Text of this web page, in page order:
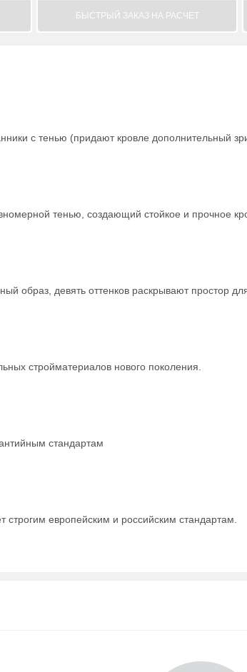
БЫСТРЫЙ ЗАКАЗ НА РАСЧЕТ
с тенью (придают кровле дополнительный
тенью, создающий стойкое и прочное
образ, девять оттенков раскрывают простор
стройматериалов нового поколения.
стандартам
европейским и российским стандартам.